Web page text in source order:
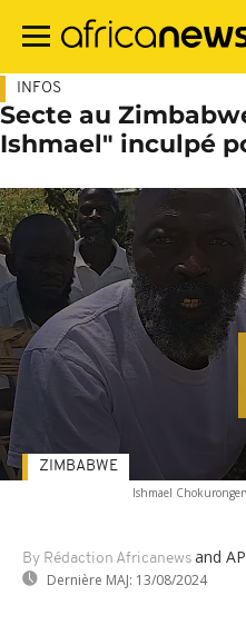
contenu
INFOS
Secte au
Ishmael" inculpé
Ishmael
By Rédaction Africanews and AP
Dernière MAJ: 13/08/2024
ZIMBABWE